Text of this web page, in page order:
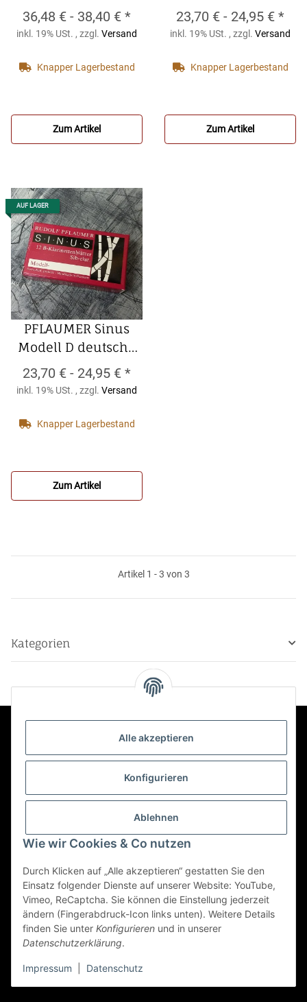
Alle akzeptieren
Konfigurieren
Ablehnen
Wie wir Cookies & Co nutzen
Durch Klicken auf „Alle akzeptieren“ gestatten Sie den
Einsatz folgender Dienste auf unserer Website: YouTube,
Vimeo, ReCaptcha. Sie können die Einstellung jederzeit
ändern (Fingerabdruck-Icon links unten). Weitere Details
finden Sie unter Konfigurieren und in unserer
Datenschutzerklärung.
Impressum Datenschutz
Bassklarinette-
Blätter (12er
Sinus deutsche
Packung)
36,48 € - 38,40 € *
inkl. 19% USt. , zzgl. Versand
Knapper Lagerbestand
Zum Artikel
Bb- Klarinette-
Blätter (12er
Sinus Modell A
(12er Packung)
23,70 € - 24,95 € *
inkl. 19% USt. , zzgl. Versand
Knapper Lagerbestand
Zum Artikel
AUF LAGER
PFLAUMER Sinus
Modell D deutsche
Bb- Klarinette-
Blätter (12er
Sinus Modell D
(12er Packung)
23,70 € - 24,95 € *
inkl. 19% USt. , zzgl. Versand
Knapper Lagerbestand
Zum Artikel
Artikel 1 - 3 von 3
Kategorien
Informationen
Mehr über
Vertrag widerrufen
* Alle Preise inkl. gesetzlicher USt., zzgl.